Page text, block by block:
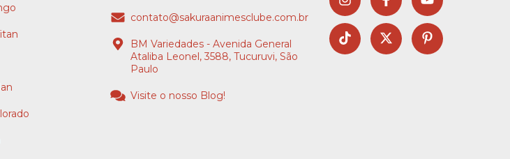
contato@sakuraanimesclube.com.br
BM Variedades - Avenida General
Ataliba Leonel, 3588, Tucuruvi, São
Paulo
Visite o nosso Blog!